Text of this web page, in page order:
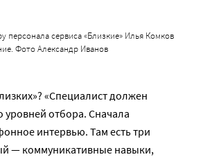
персонала сервиса «Близкие» Илья Комков
Фото Александр Иванов
«Специалист должен
уровней отбора. Сначала
интервью. Там есть три
— коммуникативные навыки,